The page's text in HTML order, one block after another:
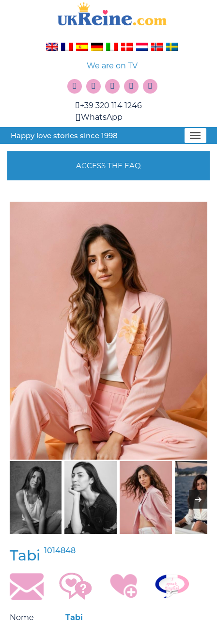
We are on TV
+39 320 114 1246
WhatsApp
Happy love stories since 1998
ACCESS THE FAQ
Tabi 1014848
Nome
Tabi